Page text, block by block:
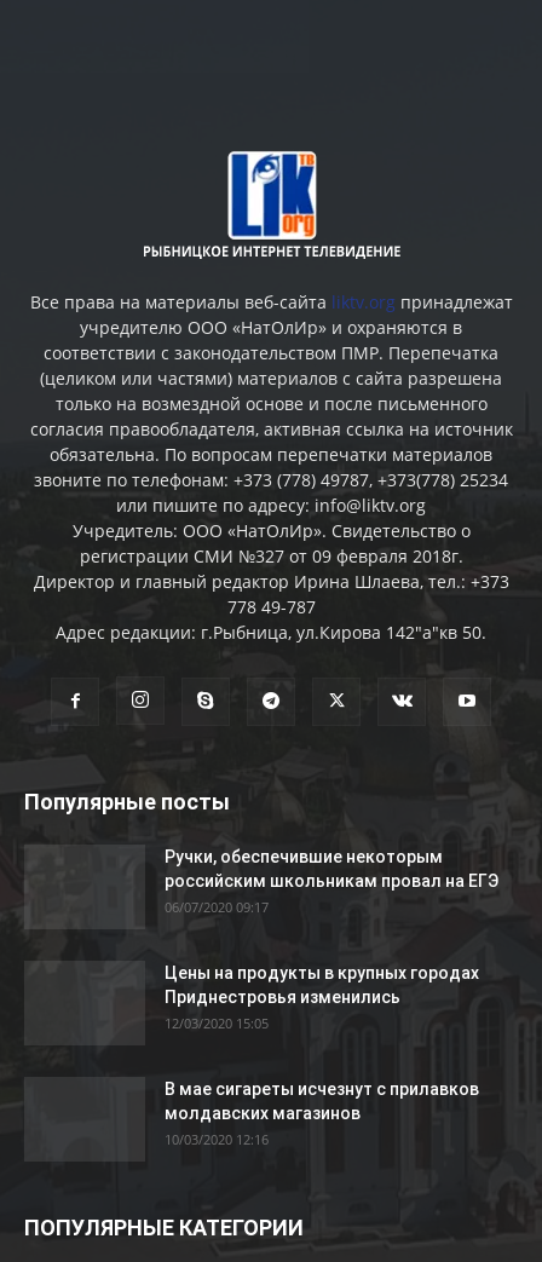
Все права на материалы веб-сайта liktv.org принадлежат
учредителю ООО «НатОлИр» и охраняются в
соответствии с законодательством ПМР. Перепечатка
(целиком или частями) материалов c сайта разрешена
только на возмездной основе и после письменного
согласия правообладателя, активная ссылка на источник
обязательна. По вопросам перепечатки материалов
звоните по телефонам: +373 (778) 49787, +373(778) 25234
или пишите по адресу: info@liktv.org
Учредитель: ООО «НатОлИр». Свидетельство о
регистрации СМИ №327 от 09 февраля 2018г.
Директор и главный редактор Ирина Шлаева, тел.: +373
778 49-787
Адрес редакции: г.Рыбница, ул.Кирова 142"а"кв 50.
Популярные посты
Ручки, обеспечившие некоторым
российским школьникам провал на ЕГЭ
06/07/2020 09:17
Цены на продукты в крупных городах
Приднестровья изменились
12/03/2020 15:05
В мае сигареты исчезнут с прилавков
молдавских магазинов
10/03/2020 12:16
ПОПУЛЯРНЫЕ КАТЕГОРИИ